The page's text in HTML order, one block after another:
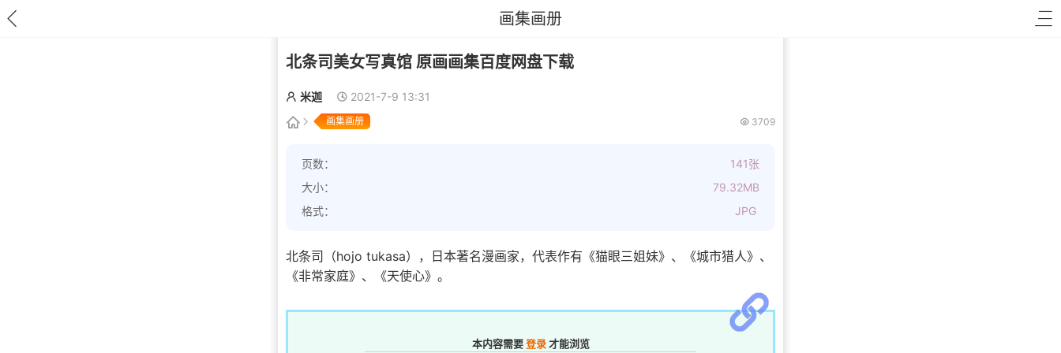
画集画册
北条司美女写真馆 原画画集百度网盘下载
米迦 2021-7-9 13:31
画集画册 3709
页数：
141张
大小：
79.32MB
格式：
JPG
北条司（hojo tukasa），日本著名漫画家，代表作有《猫眼三姐妹》、《城市猎人》、
《非常家庭》、《天使心》。
本内容需要 登录 才能浏览